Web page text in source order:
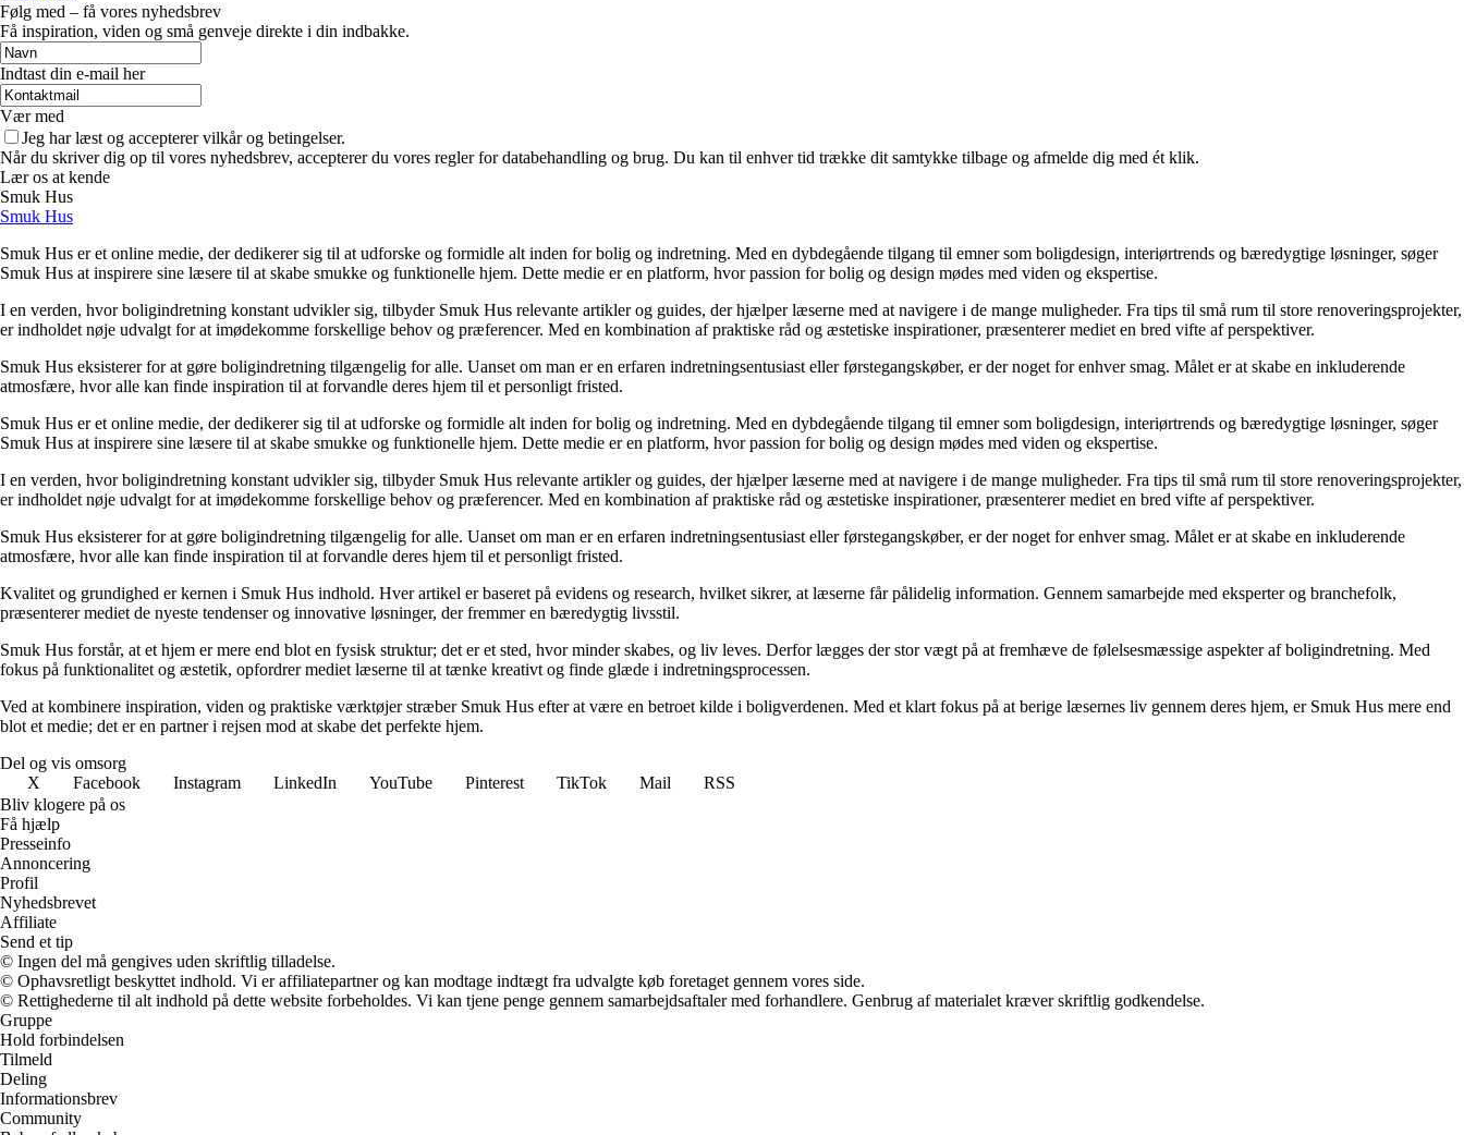
Følg med – få vores nyhedsbrev
Få inspiration, viden og små genveje direkte i din indbakke.
Indtast din e-mail her
Vær med
Jeg har læst og accepterer vilkår og betingelser.
Når du skriver dig op til vores nyhedsbrev, accepterer du vores regler for databehandling og brug. Du kan til enhver tid trække dit samtykke tilbage og afmelde dig med ét klik.
Lær os at kende
Smuk Hus
Smuk Hus
Smuk Hus er et online medie, der dedikerer sig til at udforske og formidle alt inden for bolig og indretning. Med en dybdegående tilgang til emner som boligdesign, interiørtrends og bæredygtige løsninger, søger
Smuk Hus at inspirere sine læsere til at skabe smukke og funktionelle hjem. Dette medie er en platform, hvor passion for bolig og design mødes med viden og ekspertise.
I en verden, hvor boligindretning konstant udvikler sig, tilbyder Smuk Hus relevante artikler og guides, der hjælper læserne med at navigere i de mange muligheder. Fra tips til små rum til store renoveringsprojekter,
er indholdet nøje udvalgt for at imødekomme forskellige behov og præferencer. Med en kombination af praktiske råd og æstetiske inspirationer, præsenterer mediet en bred vifte af perspektiver.
Smuk Hus eksisterer for at gøre boligindretning tilgængelig for alle. Uanset om man er en erfaren indretningsentusiast eller førstegangskøber, er der noget for enhver smag. Målet er at skabe en inkluderende
atmosfære, hvor alle kan finde inspiration til at forvandle deres hjem til et personligt fristed.
Smuk Hus er et online medie, der dedikerer sig til at udforske og formidle alt inden for bolig og indretning. Med en dybdegående tilgang til emner som boligdesign, interiørtrends og bæredygtige løsninger, søger
Smuk Hus at inspirere sine læsere til at skabe smukke og funktionelle hjem. Dette medie er en platform, hvor passion for bolig og design mødes med viden og ekspertise.
I en verden, hvor boligindretning konstant udvikler sig, tilbyder Smuk Hus relevante artikler og guides, der hjælper læserne med at navigere i de mange muligheder. Fra tips til små rum til store renoveringsprojekter,
er indholdet nøje udvalgt for at imødekomme forskellige behov og præferencer. Med en kombination af praktiske råd og æstetiske inspirationer, præsenterer mediet en bred vifte af perspektiver.
Smuk Hus eksisterer for at gøre boligindretning tilgængelig for alle. Uanset om man er en erfaren indretningsentusiast eller førstegangskøber, er der noget for enhver smag. Målet er at skabe en inkluderende
atmosfære, hvor alle kan finde inspiration til at forvandle deres hjem til et personligt fristed.
Kvalitet og grundighed er kernen i Smuk Hus indhold. Hver artikel er baseret på evidens og research, hvilket sikrer, at læserne får pålidelig information. Gennem samarbejde med eksperter og branchefolk,
præsenterer mediet de nyeste tendenser og innovative løsninger, der fremmer en bæredygtig livsstil.
Smuk Hus forstår, at et hjem er mere end blot en fysisk struktur; det er et sted, hvor minder skabes, og liv leves. Derfor lægges der stor vægt på at fremhæve de følelsesmæssige aspekter af boligindretning. Med
fokus på funktionalitet og æstetik, opfordrer mediet læserne til at tænke kreativt og finde glæde i indretningsprocessen.
Ved at kombinere inspiration, viden og praktiske værktøjer stræber Smuk Hus efter at være en betroet kilde i boligverdenen. Med et klart fokus på at berige læsernes liv gennem deres hjem, er Smuk Hus mere end
blot et medie; det er en partner i rejsen mod at skabe det perfekte hjem.
Del og vis omsorg
X
Facebook Instagram LinkedIn YouTube Pinterest TikTok Mail
RSS
Bliv klogere på os
Få hjælp
Presseinfo
Annoncering
Profil
Nyhedsbrevet
Affiliate
Send et tip
© Ingen del må gengives uden skriftlig tilladelse.
© Ophavsretligt beskyttet indhold. Vi er affiliatepartner og kan modtage indtægt fra udvalgte køb foretaget gennem vores side.
© Rettighederne til alt indhold på dette website forbeholdes. Vi kan tjene penge gennem samarbejdsaftaler med forhandlere. Genbrug af materialet kræver skriftlig godkendelse.
Gruppe
Hold forbindelsen
Tilmeld
Deling
Informationsbrev
Community